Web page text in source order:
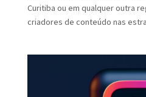
Curitiba ou em qualquer outra
criadores de conteúdo nas